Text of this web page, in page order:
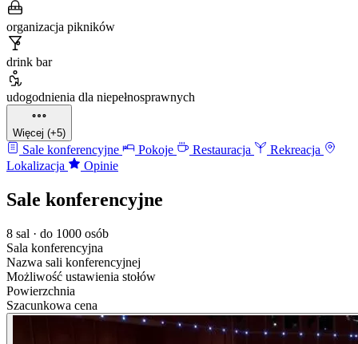
organizacja pikników
drink bar
udogodnienia dla niepełnosprawnych
Więcej (+5)
Sale konferencyjne Pokoje Restauracja
Rekreacja
Lokalizacja
Opinie
Sale konferencyjne
8 sal · do 1000 osób
Sala konferencyjna
Nazwa sali konferencyjnej
Możliwość ustawienia stołów
Powierzchnia
Szacunkowa cena